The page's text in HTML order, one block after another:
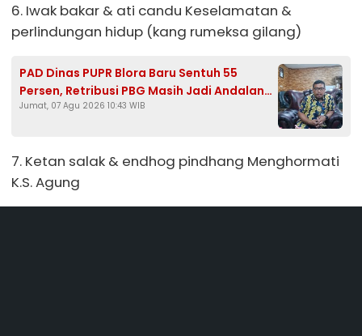
6. Iwak bakar & ati candu Keselamatan &
perlindungan hidup (kang rumeksa gilang)
PAD Dinas PUPR Blora Baru Sentuh 55
Persen, Retribusi PBG Masih Jadi Andalan
Kejar Target Rp1,25 Miliar
Jumat, 07 Agu 2026 10:43 WIB
7. Ketan salak & endhog pindhang Menghormati
K.S. Agung